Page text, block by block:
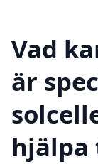
Vad
är
hjälpa